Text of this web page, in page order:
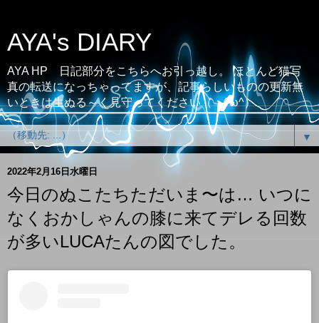
AYA's DIARY
AYA HP 日記部分をこちらへお引っ越し。 ほとんど猫写
真の転送になっちゃってますが、記事らしいものの更新無
いときは生ぬる～く見守ってください（；^ω^）
▼
2022年2月16日水曜日
今日のぬこたちただいま〜は… いつに
なくおかしゃんの膝に来てデレる回数
が多いLUCAたんの図でした。